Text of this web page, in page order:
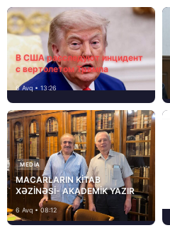
В США расследуют инцидент
с вертолетом Трампа
6 Avq • 13:26
MEDİA
MACARLARIN KİTAB
XƏZİNƏSİ- AKADEMİK YAZIR
6 Avq • 08:12